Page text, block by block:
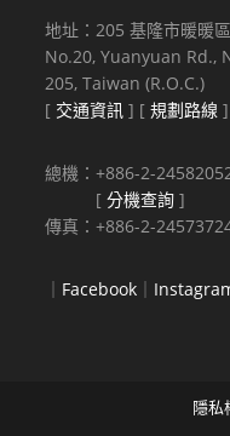
地址：205 基隆市暖暖
No.20, Yuanyuan Rd.,
205, Taiwan (R.O.C.)
[ 交通資訊 ] [規劃路線 ]
總機：+886-2-
[分機查詢 ]
傳真：+886-2-
｜ Facebook ｜
隱私